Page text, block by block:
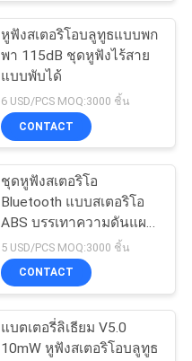
หูฟังสเตอริโอบลูทูธแบบพก
พา 115dB ชุดหูฟังไร้สาย
แบบพับได้
6 USD/PCS MOQ:3000 ชิ้น
CONTACT
ชุดหูฟังสเตอริโอ
Bluetooth แบบสเตอริโอ
ABS บรรเทาความดันแผง
พับชุดหูฟังไร้สาย
5 USD/PCS MOQ:3000 ชิ้น
CONTACT
แบตเตอรี่ลิเธียม V5.0
10mW หูฟังสเตอริโอบลูทูธ